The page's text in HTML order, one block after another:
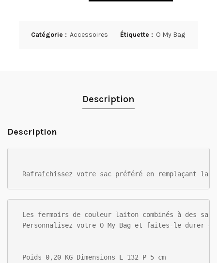
Catégorie : Accessoires Étiquette : O My Bag
Description
Description
Rafraîchissez votre sac préféré en remplaçant
Les fermoirs de couleur laiton combinés à des
Personnalisez votre O My Bag et faites-le durer
Poids 0,20 KG Dimensions L 132 P 5 cm